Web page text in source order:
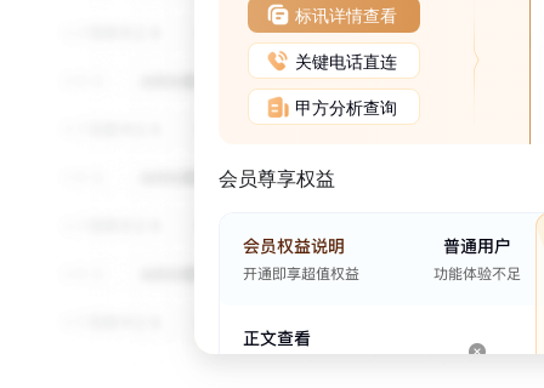
标讯详情查看
关键电话直连
甲方分析查询
会员尊享权益